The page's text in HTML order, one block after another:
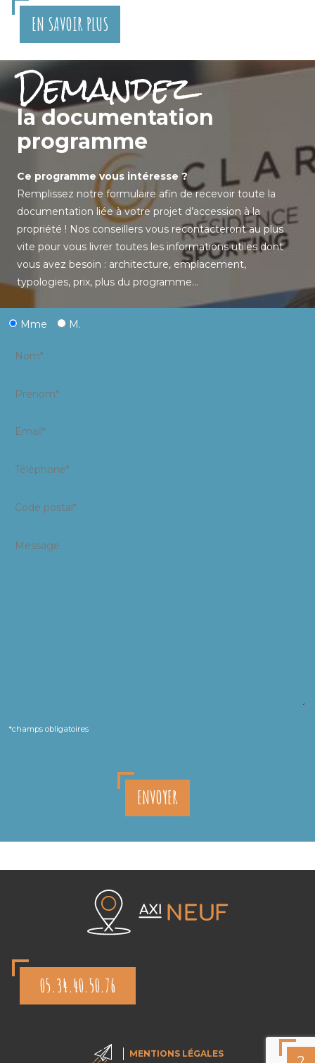
EN SAVOIR PLUS
Demandez
la documentation
programme
Ce programme vous intéresse ?
Remplissez notre formulaire afin de recevoir toute la
documentation liée à votre projet d’accession à la
propriété ! Nos conseillers vous recontacteront au plus
vite pour vous livrer toutes les informations utiles dont
vous avez besoin : architecture, emplacement,
typologies, prix, plus du programme…
Mme M.
*champs obligatoires
ENVOYER
05.34.40.50.76
MENTIONS LÉGALES